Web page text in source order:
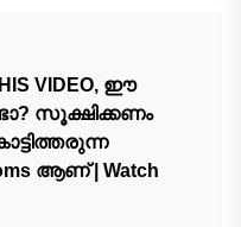
VIDEO, ഈ
സൂക്ഷിക്കണം
ആണ്‌ | Watch